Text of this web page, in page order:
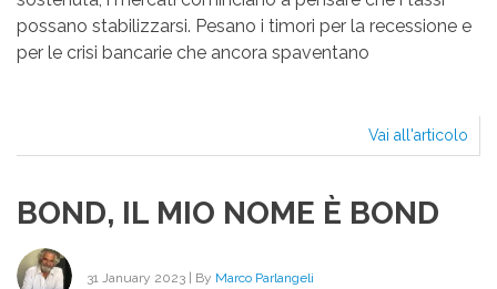
possano stabilizzarsi. Pesano i timori per la recessione e
per le crisi bancarie che ancora spaventano
Vai all'articolo
BOND, IL MIO NOME È BOND
31 January 2023 | By Marco Parlangeli